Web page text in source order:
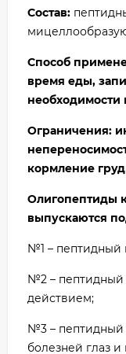
Состав:
Способ
время еды,
необходимости
Ограничения:
кормление
Олигопептиды
выпускаются
№1 – пептидный
№2 – пептидный
действием;
№3 – пептидный
болезней глаз